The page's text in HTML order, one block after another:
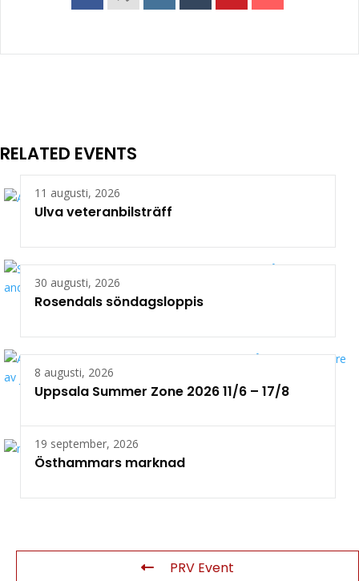
RELATED EVENTS
11 augusti, 2026
Ulva veteranbilsträff
30 augusti, 2026
Rosendals söndagsloppis
8 augusti, 2026
Uppsala Summer Zone 2026 11/6 – 17/8
19 september, 2026
Östhammars marknad
PRV Event